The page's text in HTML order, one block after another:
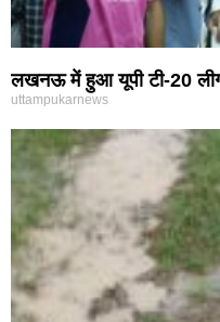
लखनऊ में हुआ यूपी टी-20
uttampukarnews